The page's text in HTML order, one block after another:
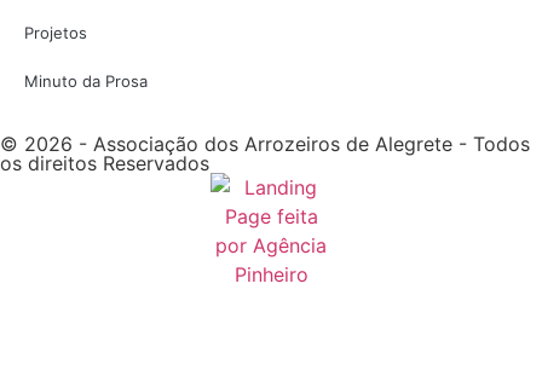
Projetos
Minuto da Prosa
© 2026 - Associação dos Arrozeiros de Alegrete - Todos
os direitos Reservados